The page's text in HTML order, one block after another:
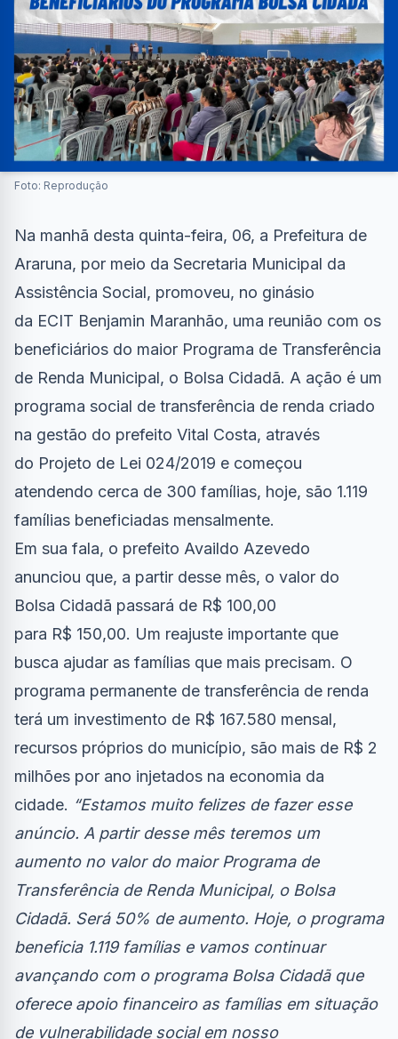
Foto: Reprodução
Na manhã desta quinta-feira, 06, a Prefeitura de
Araruna, por meio da Secretaria Municipal da
Assistência Social, promoveu, no ginásio
da ECIT Benjamin Maranhão, uma reunião com os
beneficiários do maior Programa de Transferência
de Renda Municipal, o Bolsa Cidadã. A ação é um
programa social de transferência de renda criado
na gestão do prefeito Vital Costa, através
do Projeto de Lei 024/2019 e começou
atendendo cerca de 300 famílias, hoje, são 1.119
famílias beneficiadas mensalmente.
Em sua fala, o prefeito Availdo Azevedo
anunciou que, a partir desse mês, o valor do
Bolsa Cidadã passará de R$ 100,00
para R$ 150,00. Um reajuste importante que
busca ajudar as famílias que mais precisam. O
programa permanente de transferência de renda
terá um investimento de R$ 167.580 mensal,
recursos próprios do município, são mais de R$ 2
milhões por ano injetados na economia da
cidade. “Estamos muito felizes de fazer esse
anúncio. A partir desse mês teremos um
aumento no valor do maior Programa de
Transferência de Renda Municipal, o Bolsa
Cidadã. Será 50% de aumento. Hoje, o programa
beneficia 1.119 famílias e vamos continuar
avançando com o programa Bolsa Cidadã que
oferece apoio financeiro as famílias em situação
de vulnerabilidade social em nosso